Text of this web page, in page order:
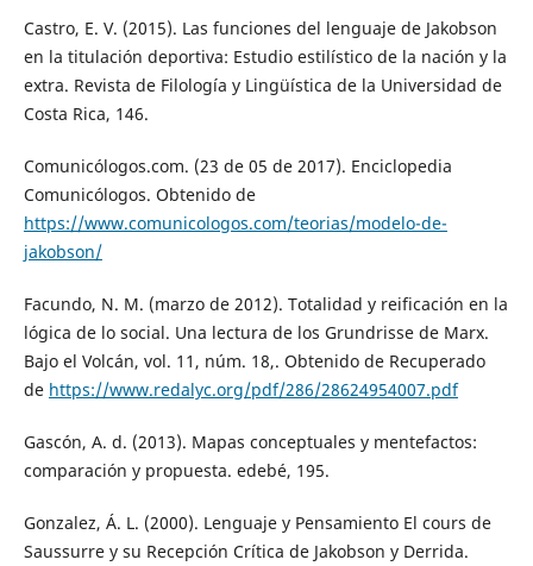
Castro, E. V. (2015). Las funciones del lenguaje de Jakobson
en la titulación deportiva: Estudio estilístico de la nación y la
extra. Revista de Filología y Lingüística de la Universidad de
Costa Rica, 146.
Comunicólogos.com. (23 de 05 de 2017). Enciclopedia
Comunicólogos. Obtenido de
https://www.comunicologos.com/teorias/modelo-de-
jakobson/
Facundo, N. M. (marzo de 2012). Totalidad y reificación en la
lógica de lo social. Una lectura de los Grundrisse de Marx.
Bajo el Volcán, vol. 11, núm. 18,. Obtenido de Recuperado
de https://www.redalyc.org/pdf/286/28624954007.pdf
Gascón, A. d. (2013). Mapas conceptuales y mentefactos:
comparación y propuesta. edebé, 195.
Gonzalez, Á. L. (2000). Lenguaje y Pensamiento El cours de
Saussurre y su Recepción Crítica de Jakobson y Derrida.